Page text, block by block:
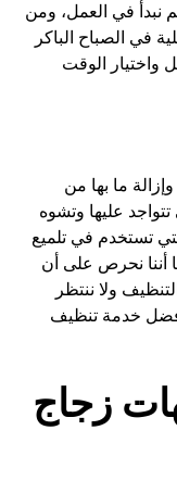
نبدأ في العمل، ومن
في الصباح الباكر
واختيار الوقت
ما بها من
عليها وتشوه
تستخدم في تلميع
أننا نحرص على أن
ولا ننتظر
خدمة تنظيف
زجاج